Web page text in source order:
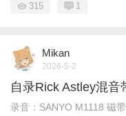
315 1
Mikan
2026-5-2
自录Rick Astley混音
录音：SANYO M1118 磁